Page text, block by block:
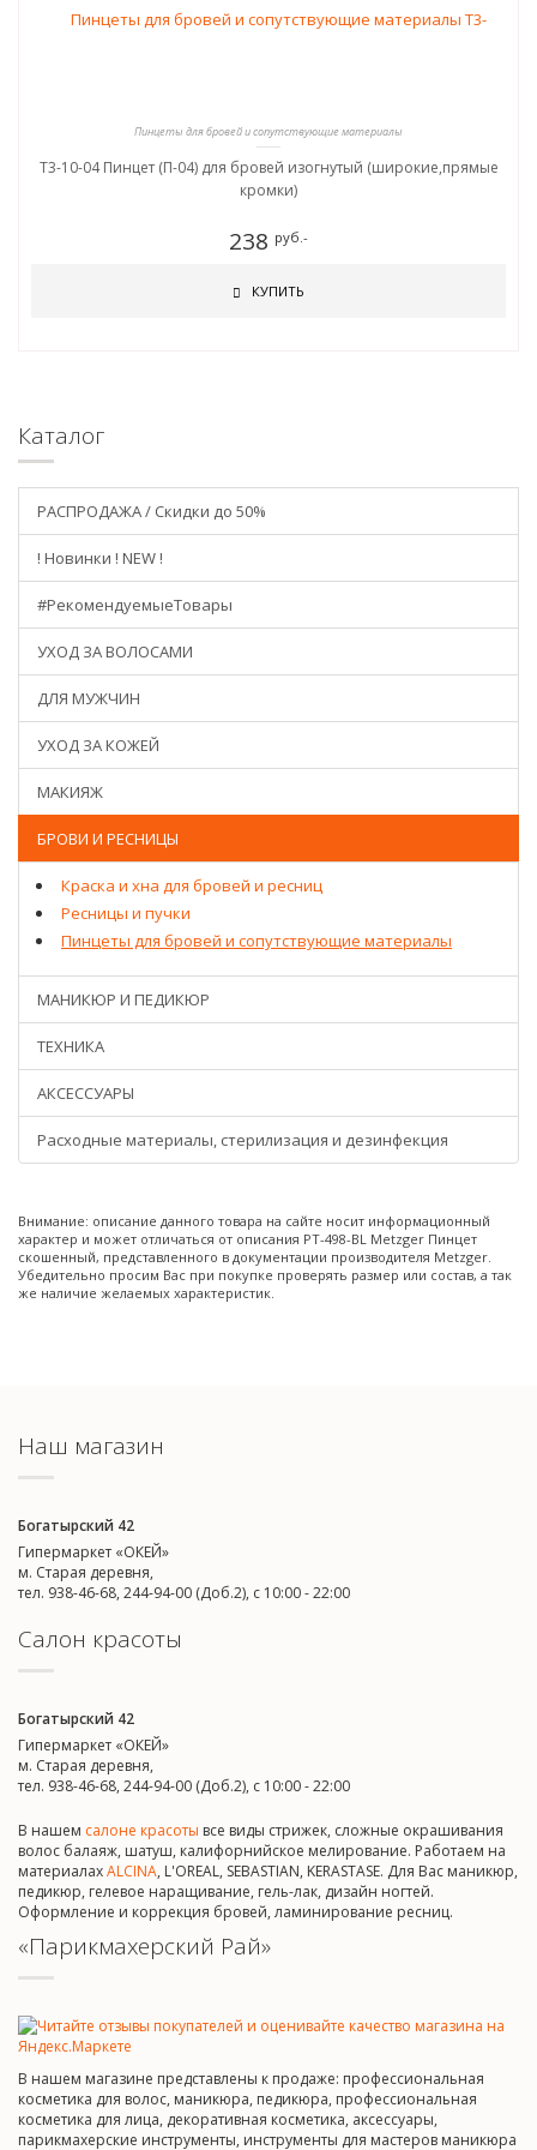
Пинцеты для бровей и сопутствующие материалы
T3-10-04 Пинцет (П-04) для бровей изогнутый (широкие,прямые
кромки)
238 руб.-
КУПИТЬ
Каталог
РАСПРОДАЖА / Скидки до 50%
! Новинки ! NEW !
#РекомендуемыеТовары
УХОД ЗА ВОЛОСАМИ
ДЛЯ МУЖЧИН
УХОД ЗА КОЖЕЙ
МАКИЯЖ
БРОВИ И РЕСНИЦЫ
Краска и хна для бровей и ресниц
Ресницы и пучки
Пинцеты для бровей и сопутствующие материалы
МАНИКЮР И ПЕДИКЮР
ТЕХНИКА
АКСЕССУАРЫ
Расходные материалы, стерилизация и дезинфекция
Внимание: описание данного товара на сайте носит информационный
характер и может отличаться от описания PT-498-BL Metzger Пинцет
скошенный, представленного в документации производителя Metzger.
Убедительно просим Вас при покупке проверять размер или состав, а так
же наличие желаемых характеристик.
Наш магазин
Богатырский 42
Гипермаркет «ОКЕЙ»
м. Старая деревня,
тел. 938-46-68, 244-94-00 (Доб.2), c 10:00 - 22:00
Салон красоты
Богатырский 42
Гипермаркет «ОКЕЙ»
м. Старая деревня,
тел. 938-46-68, 244-94-00 (Доб.2), c 10:00 - 22:00
В нашем салоне красоты все виды стрижек, сложные окрашивания
волос балаяж, шатуш, калифорнийское мелирование. Работаем на
материалахALCINA, L'OREAL, SEBASTIAN, KERASTASE. Для Вас маникюр,
педикюр, гелевое наращивание, гель-лак, дизайн ногтей.
Оформление и коррекция бровей, ламинирование ресниц.
«Парикмахерский Рай»
В нашем магазине представлены к продаже: профессиональная
косметика для волос, маникюра, педикюра, профессиональная
косметика для лица, декоративная косметика, аксессуары,
парикмахерские инструменты, инструменты для мастеров маникюра